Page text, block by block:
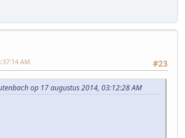
#23
AM
op 17 augustus 2014, 03:12:28 AM